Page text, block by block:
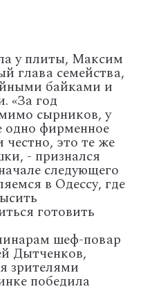
у плиты, Максим
глава семейства,
байками и
«За год
сырников, у
одно фирменное
это те же
- признался
следующего
в Одессу, где
готовить
шеф-повар
Дытченков,
зрителями
победила